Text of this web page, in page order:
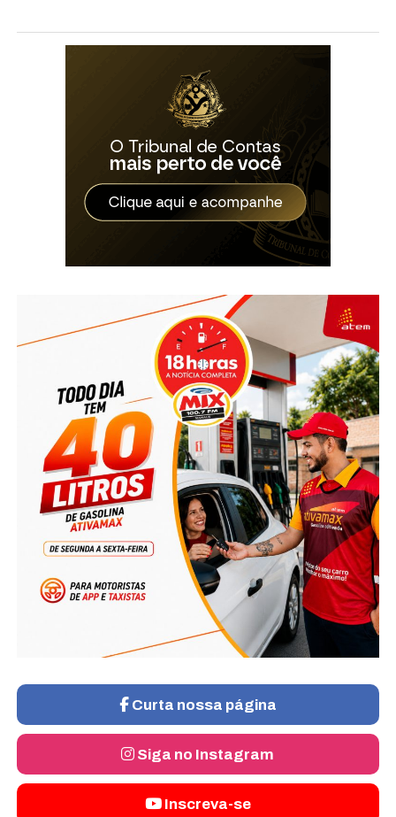
Curta nossa página
Siga no Instagram
Inscreva-se